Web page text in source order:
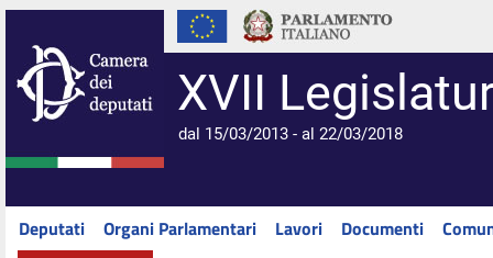
XVII
dal 15/03/2013 - al 22/03/2018
Deputati Organi Parlamentari Lavori Documenti